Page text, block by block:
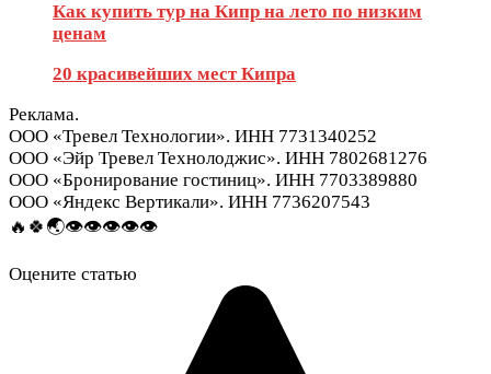
Как купить тур на Кипр на лето по низким
ценам
20 красивейших мест Кипра
Реклама.
ООО «Тревел Технологии». ИНН 7731340252
ООО «Эйр Тревел Технолоджис». ИНН 7802681276
ООО «Бронирование гостиниц». ИНН 7703389880
ООО «Яндекс Вертикали». ИНН 7736207543
🔥🍀🌏👁️👁️👁️👁️👁️
Оцените статью